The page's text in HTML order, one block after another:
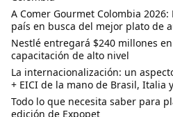
A Comer Gourmet Colombia
país en busca del mejor plato de
Nestlé entregará $240 millones
capacitación de alto nivel
La internacionalización: un
+ EICI de la mano de Brasil, Italia
Todo lo que necesita saber para
edición de Expopet